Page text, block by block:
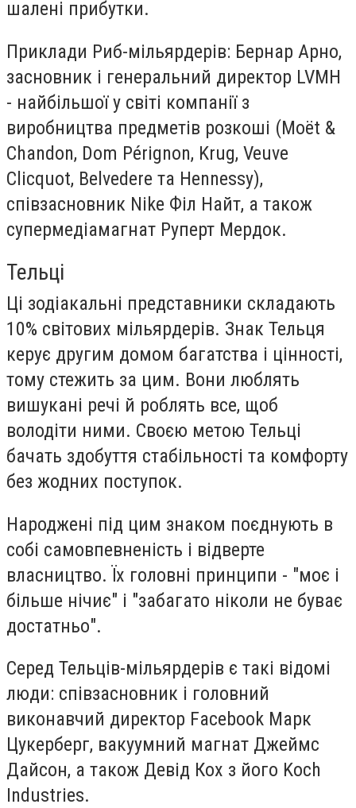
шалені прибутки.
Приклади Риб-мільярдерів: Бернар Арно,
засновник і генеральний директор LVMH
- найбільшої у світі компанії з
виробництва предметів розкоші (Moët &
Chandon, Dom Pérignon, Krug, Veuve
Clicquot, Belvedere та Hennessy),
співзасновник Nike Філ Найт, а також
супермедіамагнат Руперт Мердок.
Тельці
Ці зодіакальні представники складають
10% світових мільярдерів. Знак Тельця
керує другим домом багатства і цінності,
тому стежить за цим. Вони люблять
вишукані речі й роблять все, щоб
володіти ними. Своєю метою Тельці
бачать здобуття стабільності та комфорту
без жодних поступок.
Народжені під цим знаком поєднують в
собі самовпевненість і відверте
власництво. Їх головні принципи - "моє і
більше нічиє" і "забагато ніколи не буває
достатньо".
Серед Тельців-мільярдерів є такі відомі
люди: співзасновник і головний
виконавчий директор Facebook Марк
Цукерберг, вакуумний магнат Джеймс
Дайсон, а також Девід Кох з його Koch
Industries.